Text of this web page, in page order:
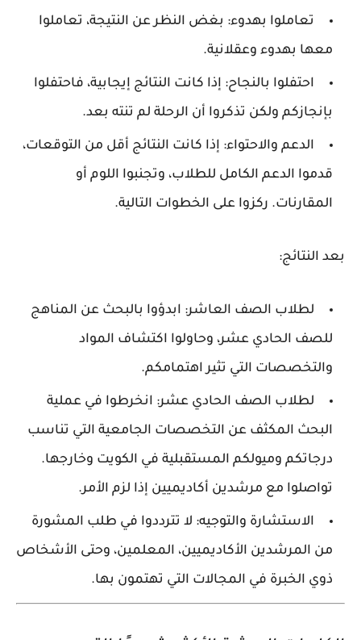
تعاملوا بهدوء: بغض النظر عن النتيجة، تعاملوا
معها بهدوء وعقلانية.
احتفلوا بالنجاح: إذا كانت النتائج إيجابية، فاحتفلوا
بإنجازكم ولكن تذكروا أن الرحلة لم تنته بعد.
الدعم والاحتواء: إذا كانت النتائج أقل من التوقعات،
قدموا الدعم الكامل للطلاب، وتجنبوا اللوم أو
المقارنات. ركزوا على الخطوات التالية.
بعد النتائج:
لطلاب الصف العاشر: ابدؤوا بالبحث عن المناهج
للصف الحادي عشر، وحاولوا اكتشاف المواد
والتخصصات التي تثير اهتمامكم.
لطلاب الصف الحادي عشر: انخرطوا في عملية
البحث المكثف عن التخصصات الجامعية التي تناسب
درجاتكم وميولكم المستقبلية في الكويت وخارجها.
تواصلوا مع مرشدين أكاديميين إذا لزم الأمر.
الاستشارة والتوجيه: لا تترددوا في طلب المشورة
من المرشدين الأكاديميين، المعلمين، وحتى الأشخاص
ذوي الخبرة في المجالات التي تهتمون بها.